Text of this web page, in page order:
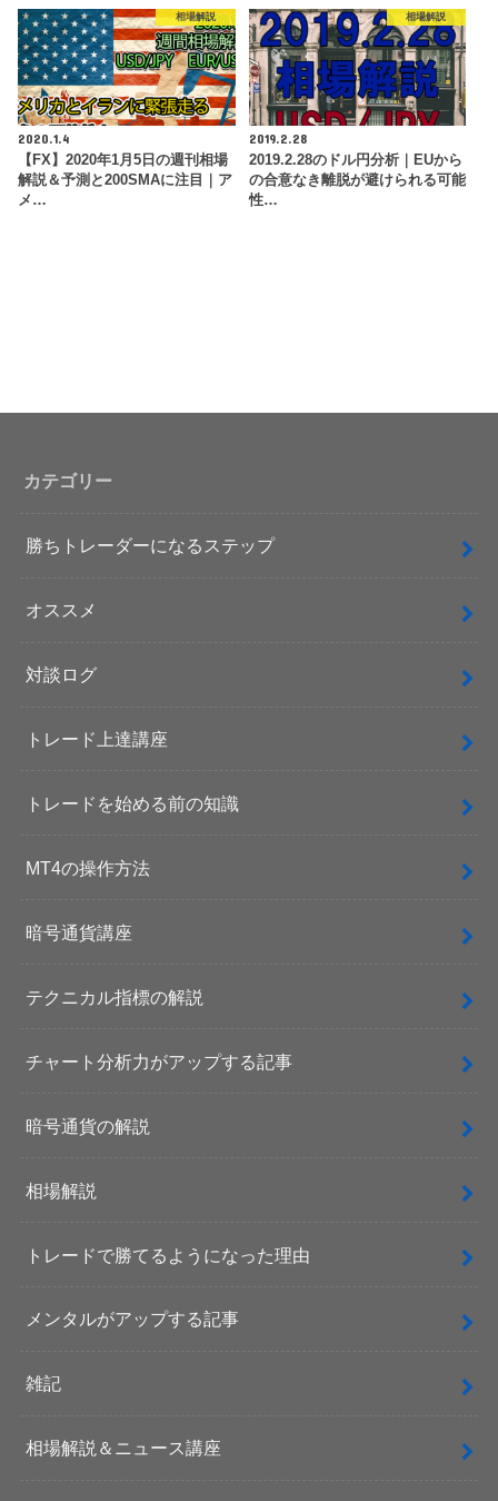
相場解説
2020.1.4
【FX】2020年1月5日の週刊相場
解説＆予測と200SMAに注目｜ア
メ…
相場解説
2019.2.28
2019.2.28のドル円分析｜EUから
の合意なき離脱が避けられる可能
性…
カテゴリー
勝ちトレーダーになるステップ
オススメ
対談ログ
トレード上達講座
トレードを始める前の知識
MT4の操作方法
暗号通貨講座
テクニカル指標の解説
チャート分析力がアップする記事
暗号通貨の解説
相場解説
トレードで勝てるようになった理由
メンタルがアップする記事
雑記
相場解説＆ニュース講座